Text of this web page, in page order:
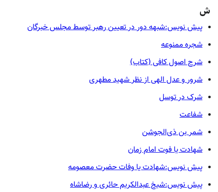
ش
پیش نویس:شبهه دور در تعیین رهبر توسط مجلس خبرگان
شجره ممنوعه
شرح اصول کافی (کتاب)
شرور و عدل الهی از نظر شهید مطهری
شرک در توسل
شفاعت
شمر بن ذی‌الجوشن
شهادت یا فوت امام زمان
پیش نویس:شهادت یا وفات حضرت معصومه
پیش نویس:شیخ عبدالکریم حائری و رضاشاه